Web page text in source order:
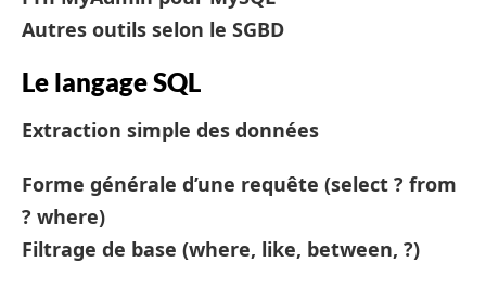
Autres outils selon le SGBD
Le langage SQL
Extraction simple des données
Forme générale d’une requête (select ? from
? where)
Filtrage de base (where, like, between, ?)